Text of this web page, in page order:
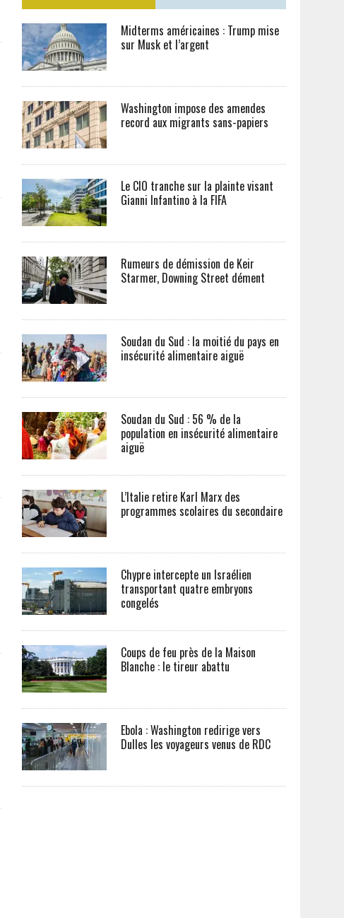
Midterms américaines : Trump mise
sur Musk et l’argent
Washington impose des amendes
record aux migrants sans-papiers
Le CIO tranche sur la plainte visant
Gianni Infantino à la FIFA
Rumeurs de démission de Keir
Starmer, Downing Street dément
Soudan du Sud : la moitié du pays en
insécurité alimentaire aiguë
Soudan du Sud : 56 % de la
population en insécurité alimentaire
aiguë
L’Italie retire Karl Marx des
programmes scolaires du secondaire
Chypre intercepte un Israélien
transportant quatre embryons
congelés
Coups de feu près de la Maison
Blanche : le tireur abattu
Ebola : Washington redirige vers
Dulles les voyageurs venus de RDC